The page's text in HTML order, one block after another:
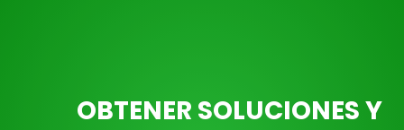
OBTENER SOLUCIONES Y